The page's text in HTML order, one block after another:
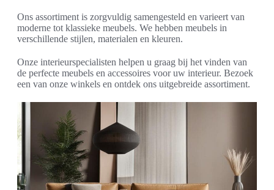
Ons assortiment is zorgvuldig samengesteld en varieert van
moderne tot klassieke meubels. We hebben meubels in
verschillende stijlen, materialen en kleuren.
Onze interieurspecialisten helpen u graag bij het vinden van
de perfecte meubels en accessoires voor uw interieur. Bezoek
een van onze winkels en ontdek ons uitgebreide assortiment.